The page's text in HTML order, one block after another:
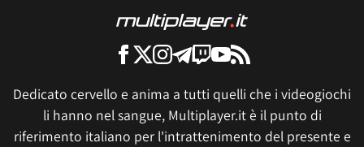
Dedicato cervello e anima a tutti quelli che i videogiochi
li hanno nel sangue, Multiplayer.it è il punto di
riferimento italiano per l'intrattenimento del presente e